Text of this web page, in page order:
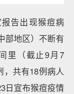
告出现猴痘病
部地区）不断有
里（截止9月7
，共有18例病人
日宣布猴痘疫情